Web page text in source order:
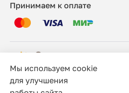
Принимаем к оплате
© 2006 - 2026 Этно-шоп, Интернет-
Мы используем cookie
для улучшения